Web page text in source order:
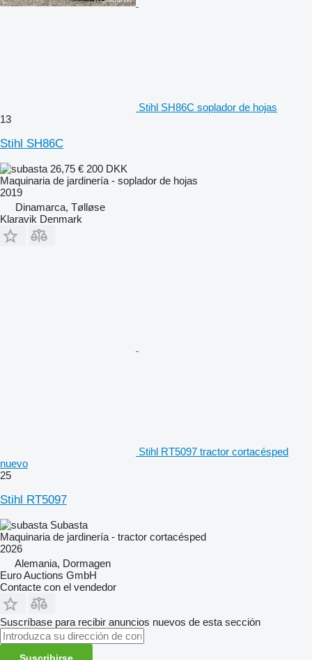
Stihl SH86C soplador de hojas
13
Stihl SH86C
26,75 € 200 DKK
Maquinaria de jardinería - soplador de hojas
2019
Dinamarca, Tølløse
Klaravik Denmark
Stihl RT5097 tractor cortacésped
nuevo
25
Stihl RT5097
Subasta
Maquinaria de jardinería - tractor cortacésped
2026
Alemania, Dormagen
Euro Auctions GmbH
Contacte con el vendedor
Suscríbase para recibir anuncios nuevos de esta sección